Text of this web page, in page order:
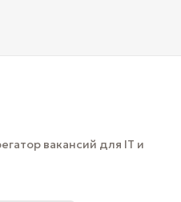
вакансий для IT и